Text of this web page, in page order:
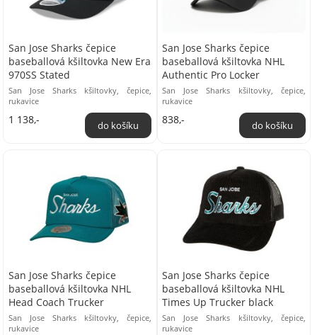
San Jose Sharks čepice
baseballová kšiltovka New Era
970SS Stated
San Jose Sharks kšiltovky, čepice,
rukavice
1 138,-
San Jose Sharks čepice
baseballová kšiltovka NHL
Authentic Pro Locker
San Jose Sharks kšiltovky, čepice,
rukavice
838,-
San Jose Sharks čepice
baseballová kšiltovka NHL
Head Coach Trucker
San Jose Sharks kšiltovky, čepice,
rukavice
San Jose Sharks čepice
baseballová kšiltovka NHL
Times Up Trucker black
San Jose Sharks kšiltovky, čepice,
rukavice